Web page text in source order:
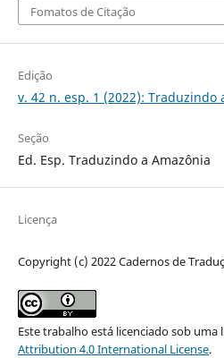
Fomatos de Citação
Edição
v. 42 n. esp. 1 (2022): Traduzindo
Seção
Ed. Esp. Traduzindo a Amazônia
Licença
Copyright (c) 2022 Cadernos de
Este trabalho está licenciado sob uma
Attribution 4.0 International License.